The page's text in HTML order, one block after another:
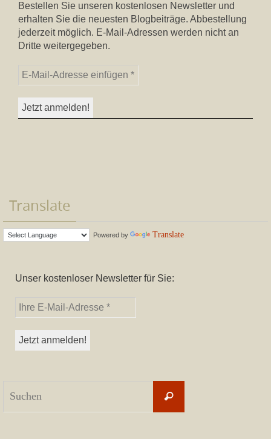
Bestellen Sie unseren kostenlosen Newsletter und
erhalten Sie die neuesten Blogbeiträge. Abbestellung
jederzeit möglich. E-Mail-Adressen werden nicht an
Dritte weitergegeben.
Translate
Powered by Translate
Unser kostenloser Newsletter für Sie:
Suchen